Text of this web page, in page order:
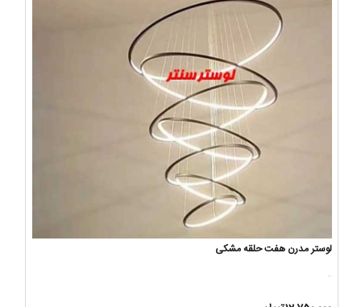
لوستر مدرن هفت حلقه مشکی
..